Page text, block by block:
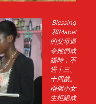
Blessing
和Mabel
的父母逼
令她們成
婚時，不
過十三、
十四歲。
兩個小女
生拒絕成